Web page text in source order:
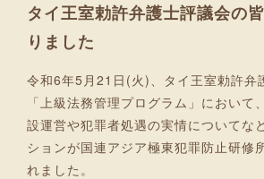
タイ王室勅許弁護士評議会の
りました
令和6年5月21日(火)、タイ王室勅許弁
「上級法務管理プログラム」において
設運営や犯罪者処遇の実情についてな
ションが国連アジア極東犯罪防止研修
れました。